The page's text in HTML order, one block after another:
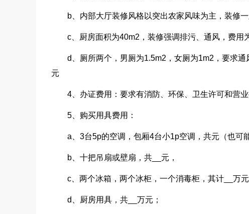
b、内部大厅装修风格以突出农家风味为主，装修
c、厨房面积为40m2，装修强调排污、通风，费用
d、厕所两个，男厕为1.5m2，女厕为1m2，要求
元
4、办证费用：要求有消防、环保、卫生许可和营
5、购买用具费用：
a、3台5p的空调，包厢4台小1p空调，共元（也可
b、十把吊扇或壁扇，共__元，
c、两个冰箱，两个冰柜，一个消毒柜，其计__万元
d、厨房用具，共__万元；